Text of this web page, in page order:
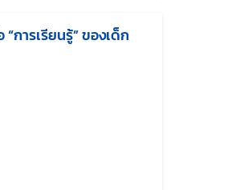
“การเรียนรู้” ของเด็ก